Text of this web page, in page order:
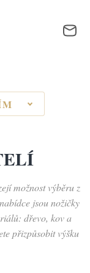
možnost výběru z
jsou nožičky
dřevo, kov a
přizpůsobit výšku